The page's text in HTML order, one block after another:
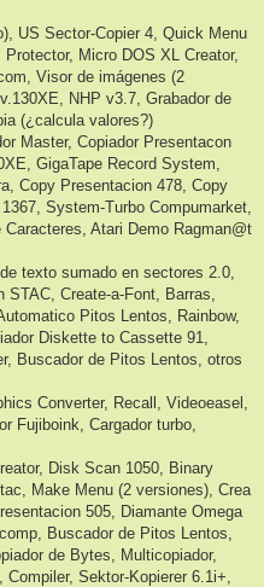
US Sector-Copier 4, Quick Menu
Micro DOS XL Creator,
Visor de imágenes (2
NHP v3.7, Grabador de
(¿calcula valores?)
Master, Copiador Presentacon
GigaTape Record System,
Copy Presentacion 478, Copy
System-Turbo Compumarket,
Atari Demo Ragman@t
texto sumado en sectores 2.0,
Create-a-Font, Barras,
Pitos Lentos, Rainbow,
Diskette to Cassette 91,
Buscador de Pitos Lentos, otros
Converter, Recall, Videoeasel,
Fujiboink, Cargador turbo,
Disk Scan 1050, Binary
Make Menu (2 versiones), Crea
505, Diamante Omega
Buscador de Pitos Lentos,
de Bytes, Multicopiador,
Sektor-Kopierer 6.1i+,